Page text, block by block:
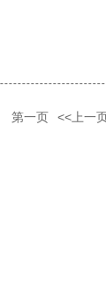
第一页 <<上一